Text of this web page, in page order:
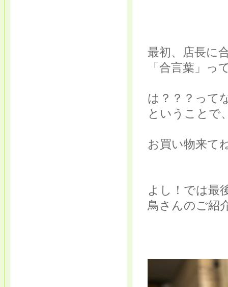
最初、店長に
「合言葉」っ
は？？？って
ということで
お買い物来て
よし！では最
鳥さんのご紹